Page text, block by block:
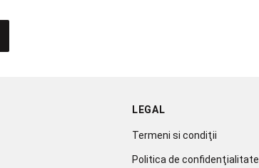
LEGAL
Termeni si condiţii
Politica de confidenţialitate